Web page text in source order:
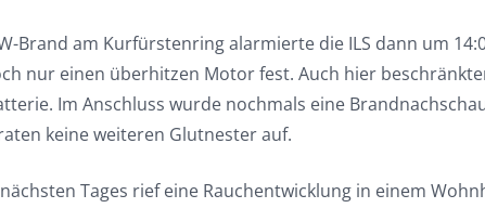
Brand am Kurfürstenring alarmierte die ILS dann um
nur einen überhitzen Motor fest. Auch hier
Im Anschluss wurde nochmals eine
keine weiteren Glutnester auf.
Tages rief eine Rauchentwicklung in einem